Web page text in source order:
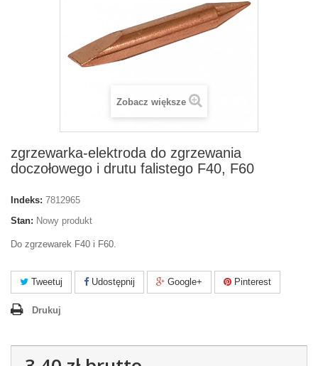
Zobacz większe
zgrzewarka-elektroda do zgrzewania
doczołowego i drutu falistego F40, F60
Indeks: 7812965
Stan: Nowy produkt
Do zgrzewarek F40 i F60.
Tweetuj Udostępnij Google+ Pinterest
Drukuj